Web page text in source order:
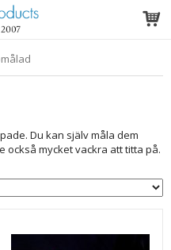
Du kan själv måla dem
också mycket vackra att titta på.